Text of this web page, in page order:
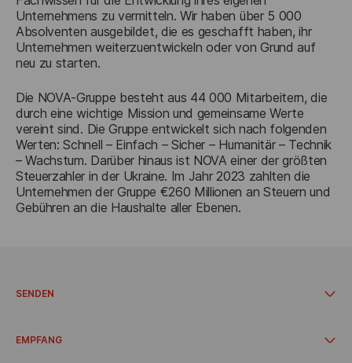
Unternehmens zu vermitteln. Wir haben über 5 000
Absolventen ausgebildet, die es geschafft haben, ihr
Unternehmen weiterzuentwickeln oder von Grund auf
neu zu starten.
Die NOVA-Gruppe besteht aus 44 000 Mitarbeitern, die
durch eine wichtige Mission und gemeinsame Werte
vereint sind. Die Gruppe entwickelt sich nach folgenden
Werten: Schnell – Einfach – Sicher – Humanitär – Technik
– Wachstum. Darüber hinaus ist NOVA einer der größten
Steuerzahler in der Ukraine. Im Jahr 2023 zahlten die
Unternehmen der Gruppe €260 Millionen an Steuern und
Gebühren an die Haushalte aller Ebenen.
SENDEN
Fracht über 30 kg
EMPFANG